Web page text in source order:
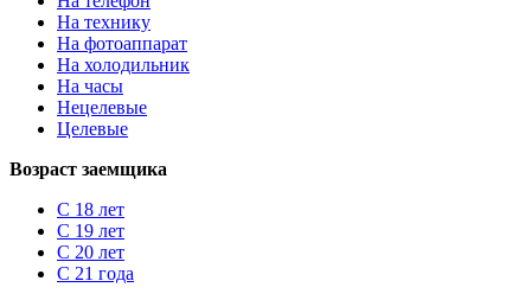
На технику
На фотоаппарат
На холодильник
На часы
Нецелевые
Целевые
Возраст заемщика
С 18 лет
С 19 лет
С 20 лет
С 21 года